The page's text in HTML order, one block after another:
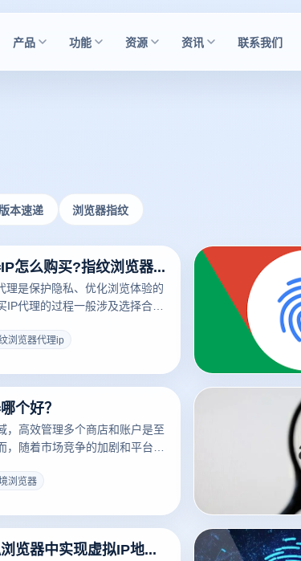
产品 功能 资源 资讯 联系我们
本速递 浏览器指纹
指纹浏览器IP怎么购买?指纹浏览器哪家好用?
理是保护隐私、优化浏览体验的
IP代理的过程一般涉及选择合适
多指纹浏览器可供选择，但是哪
本文将详细介绍如何购买指纹浏
钱一个，并推荐一些功能完善、
浏览器代理ip
个好？
，高效管理多个商店和账户是至
，随着市场竞争的加剧和平台监
临的主要问题。云登跨境电商浏
新工具，能够帮助广告营销人
业者、社交媒体运营者、电商运
将提供三项实用建议，以助您在
浏览器
如何在虚拟浏览器中实现虚拟IP地址？